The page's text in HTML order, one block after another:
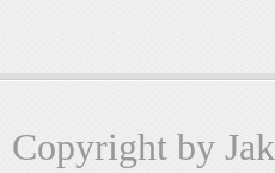
Copyright by